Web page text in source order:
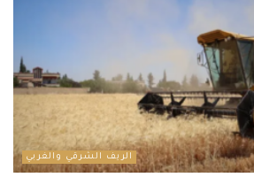
الريف الشرقي والغربي